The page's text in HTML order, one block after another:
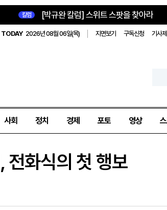
칼럼 [박규완 칼럼] 스위트 스팟을 찾아라
TODAY 2026년 08월 06일(목) 지면보기 구독신청 기사
사회 정치 경제 포토 영상
전화식의 첫 행보